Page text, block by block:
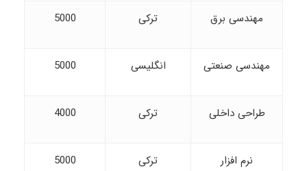
5000 ترکی مهندسی برق
5000 انگلیسی مهندسی صنعتی
4000 ترکی طراحی داخلی
5000 ترکی نرم افزار